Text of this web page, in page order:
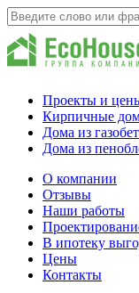
Проекты и
Кирпичные
Дома из
Дома из
О компании
Отзывы
Наши работы
В ипотеку
Цены
Контакты